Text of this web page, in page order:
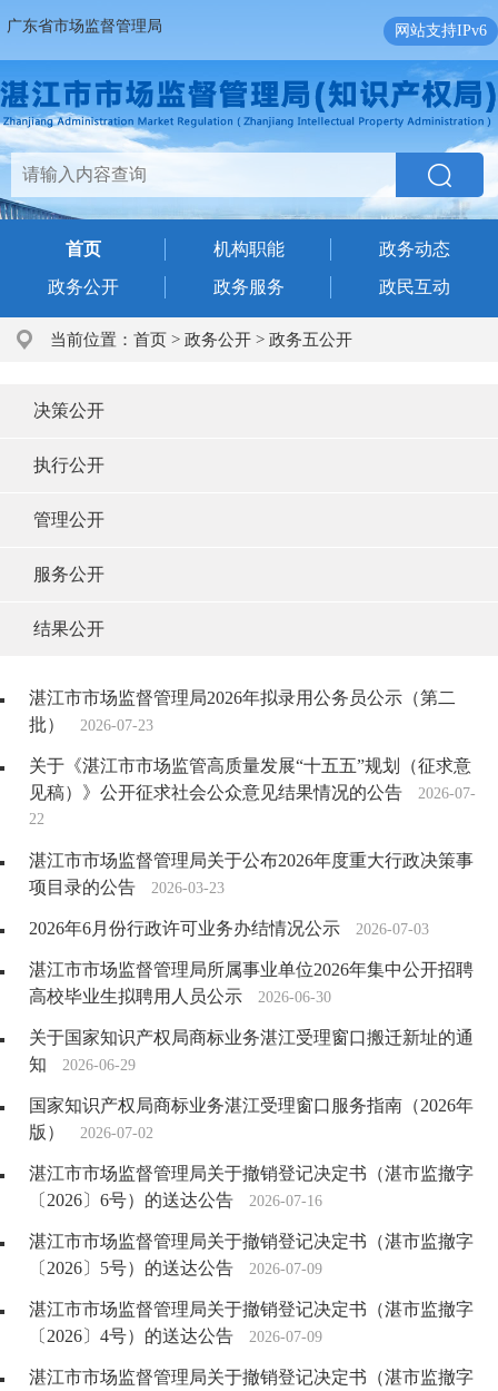
广东省市场监督管理局 网站支持IPv6
首页 机构职能
政务动态
政务公开
政务服务 政民互动
当前位置： 首页 > 政务公开 > 政务五公开
决策公开
执行公开
管理公开
服务公开
结果公开
湛江市市场监督管理局2026年拟录用公务员公示（第二
批）
2026-07-23
关于《湛江市市场监管高质量发展“十五五”规划（征求意
见稿）》公开征求社会公众意见结果情况的公告
2026-07-
22
湛江市市场监督管理局关于公布2026年度重大行政决策事
项目录的公告
2026-03-23
2026年6月份行政许可业务办结情况公示 2026-07-03
湛江市市场监督管理局所属事业单位2026年集中公开招聘
高校毕业生拟聘用人员公示
2026-06-30
关于国家知识产权局商标业务湛江受理窗口搬迁新址的通
知
2026-06-29
国家知识产权局商标业务湛江受理窗口服务指南（2026年
版）
2026-07-02
湛江市市场监督管理局关于撤销登记决定书（湛市监撤字
〔2026〕6号）的送达公告
2026-07-16
湛江市市场监督管理局关于撤销登记决定书（湛市监撤字
〔2026〕5号）的送达公告
2026-07-09
湛江市市场监督管理局关于撤销登记决定书（湛市监撤字
〔2026〕4号）的送达公告
2026-07-09
湛江市市场监督管理局关于撤销登记决定书（湛市监撤字